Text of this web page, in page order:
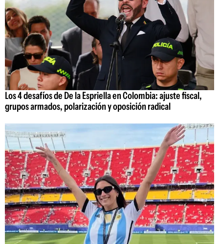
Los 4 desafíos de De la Espriella en Colombia: ajuste fiscal,
grupos armados, polarización y oposición radical